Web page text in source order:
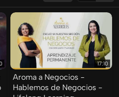
Mostrar:
Resultados/Pág.:
17:10
Aroma a Negocios -
Hablemos de Negocios -